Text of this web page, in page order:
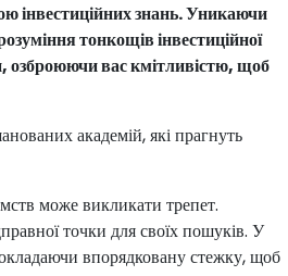
знань. Уникаючи
тонкощів інвестиційної
озброюючи вас кмітливістю, щоб
академій, які прагнуть
може викликати трепет.
точки для своїх пошуків. У
впорядковану стежку, щоб